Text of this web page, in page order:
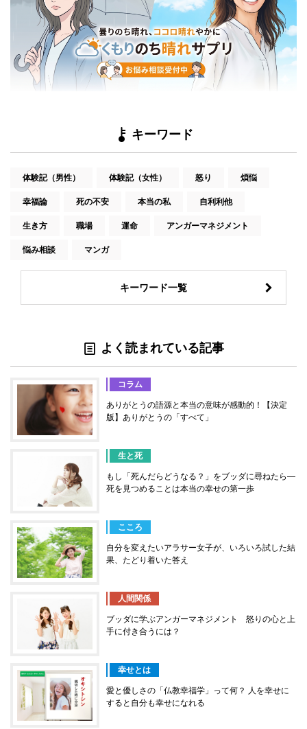
キーワード
体験記（男性） 体験記（女性） 怒り 煩悩
幸福論 死の不安 本当の私 自利利他
生き方 職場 運命 アンガーマネジメント
悩み相談 マンガ
キーワード一覧
よく読まれている記事
コラム
ありがとうの語源と本当の意味が感動的！【決定
版】ありがとうの「すべて」
生と死
もし「死んだらどうなる？」をブッダに尋ねたら―
死を見つめることは本当の幸せの第一歩
こころ
自分を変えたいアラサー女子が、いろいろ試した結
果、たどり着いた答え
人間関係
ブッダに学ぶアンガーマネジメント 怒りの心と上
手に付き合うには？
幸せとは
愛と優しさの「仏教幸福学」って何？ 人を幸せに
すると自分も幸せになれる